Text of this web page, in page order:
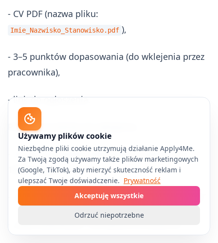
- CV PDF (nazwa pliku:
Imie_Nazwisko_Stanowisko.pdf ),
- 3–5 punktów dopasowania (do wklejenia przez
pracownika),
- link do ogłoszenia.
Przykład punktów do wklejenia:
- „5 lat w sprzedaży B2B (SaaS), średnio 120–
140% targetu”
- „budowa pipeline w HubSpot + automatyzacje”
Używamy plików cookie
Niezbędne pliki cookie utrzymują działanie Apply4Me.
Za Twoją zgodą używamy także plików marketingowych
(Google, TikTok), aby mierzyć skuteczność reklam i
ulepszać Twoje doświadczenie. Prywatność
Odrzuć niepotrzebne
Akceptuję wszystkie